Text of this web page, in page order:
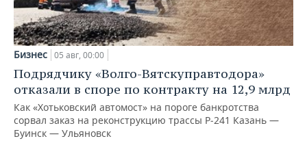
Бизнес 05 авг, 00:00
Подрядчику «Волго-Вятскуправтодора»
отказали в споре по контракту на 12,9 млрд
Как «Хотьковский автомост» на пороге банкротства
сорвал заказ на реконструкцию трассы Р‑241 Казань —
Буинск — Ульяновск